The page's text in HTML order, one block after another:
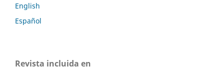
English
Español
Revista incluida en